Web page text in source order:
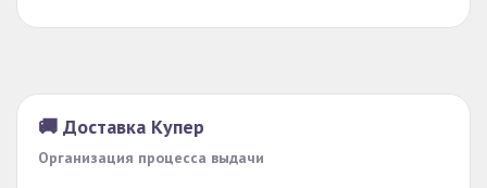
🚚 Доставка Купер
Организация процесса выдачи